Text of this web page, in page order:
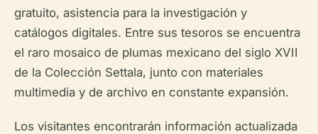
gratuito, asistencia para la investigación y
catálogos digitales. Entre sus tesoros se encuentra
el raro mosaico de plumas mexicano del siglo XVII
de la Colección Settala, junto con materiales
multimedia y de archivo en constante expansión.
Los visitantes encontrarán información actualizada